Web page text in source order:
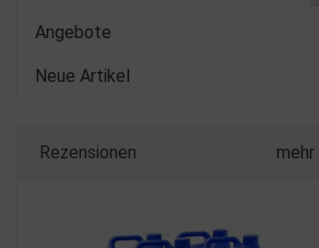
Angebote
Neue Artikel
Rezensionen mehr